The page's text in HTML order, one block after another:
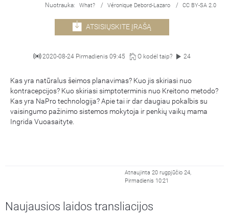
Nuotrauka: What? / Véronique Debord-Lazaro / CC BY-SA 2.0
ATSISIŲSKITE ĮRAŠĄ
2020-08-24 Pirmadienis 09:45 O kodėl taip? 24
Kas yra natūralus šeimos planavimas? Kuo jis skiriasi nuo
kontracepcijos? Kuo skiriasi simptoterminis nuo Kreitono metodo?
Kas yra NaPro technologija? Apie tai ir dar daugiau pokalbis su
vaisingumo pažinimo sistemos mokytoja ir penkių vaikų mama
Ingrida Vuoasaityte.
Atnaujinta 20 rugpjūčio 24,
Pirmadienis 10:21
Naujausios laidos transliacijos